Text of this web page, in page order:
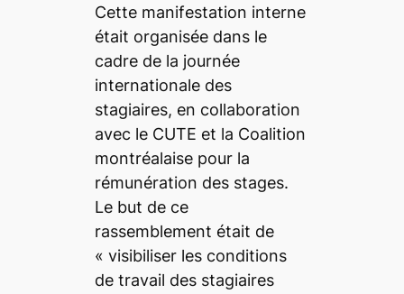
Cette manifestation interne
était organisée dans le
cadre de la journée
internationale des
stagiaires, en collaboration
avec le CUTE et la Coalition
montréalaise pour la
rémunération des stages.
Le but de ce
rassemblement était de
« visibiliser les conditions
de travail des stagiaires